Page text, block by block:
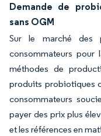
Demande de
sans OGM
Sur le marché des
consommateurs pour
méthodes de
produits probiotiques
consommateurs
payer des prix plus
et les références en